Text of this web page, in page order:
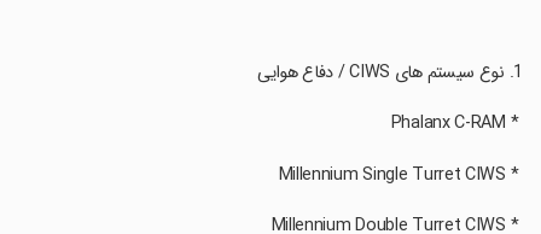
‏ * Phalanx C-RAM
‏ * Millennium Single Turret CIWS
‏ * Millennium Double Turret CIWS